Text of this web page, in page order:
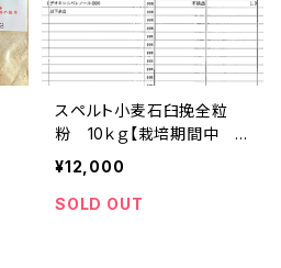
スペルト小麦石臼挽全粒
粉 10ｋｇ【栽培期間中
農薬・化学肥料不使用】
¥12,000
SOLD OUT